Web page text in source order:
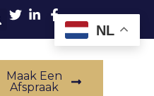
Maak Een
Afspraak
NL